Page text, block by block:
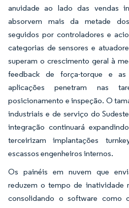
anuidade ao lado das vendas
absorvem mais da metade
seguidos por controladores e
categorias de sensores e
superam o crescimento geral à
feedback de força-torque e
aplicações penetram nas
posicionamento e inspeção. O
industriais e de serviço do
integração continuará
terceirizam implantações
escassos engenheiros internos.
Os painéis em nuvem que
reduzem o tempo de inatividade
consolidando o software como